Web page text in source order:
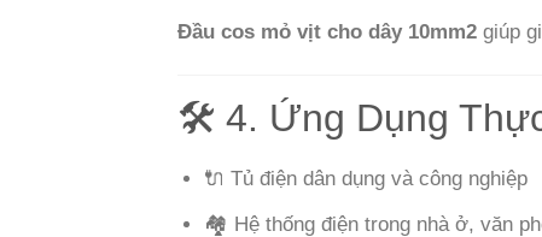
Đầu cos mỏ vịt cho dây 10mm2 giúp
🛠️ 4. Ứng Dụng
🔌 Tủ điện dân dụng và công nghiệp
🏘️ Hệ thống điện trong nhà ở, văn